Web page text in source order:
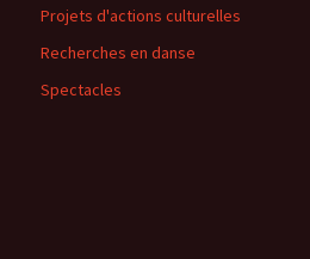
Projets d'actions culturelles
Recherches en danse
Spectacles